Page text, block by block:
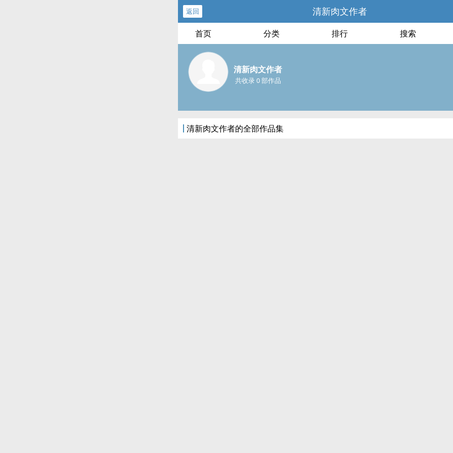
返回 清新‍‍肉‌‌​文​‎作者
首页 分类 排行 搜索
清新‍‍肉‌‌​文​‎作者
共收录 0 部作品
清新‍‍肉‌‌​文​‎作者的全部作品集